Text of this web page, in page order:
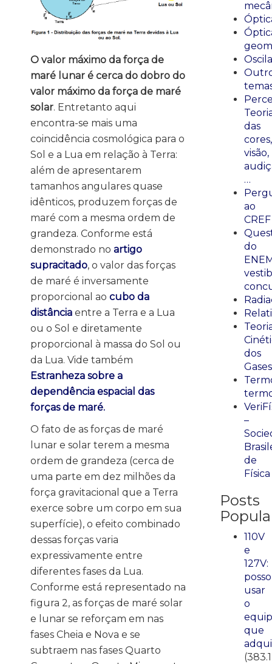
O valor máximo da força de
maré lunar é cerca do dobro do
valor máximo da força de maré
solar. Entretanto aqui
encontra-se mais uma
coincidência cosmológica para o
Sol e a Lua em relação à Terra:
além de apresentarem
tamanhos angulares quase
idênticos, produzem forças de
maré com a mesma ordem de
grandeza. Conforme está
demonstrado no artigo
supracitado, o valor das forças
de maré é inversamente
proporcional ao cubo da
distância entre a Terra e a Lua
ou o Sol e diretamente
proporcional à massa do Sol ou
da Lua. Vide também
Estranheza sobre a
dependência espacial das
forças de maré.
O fato de as forças de maré
lunar e solar terem a mesma
ordem de grandeza (cerca de
uma parte em dez milhões da
força gravitacional que a Terra
exerce sobre um corpo em sua
superfície), o efeito combinado
dessas forças varia
expressivamente entre
diferentes fases da Lua.
Conforme está representado na
figura 2, as forças de maré solar
e lunar se reforçam em nas
fases Cheia e Nova e se
subtraem nas fases Quarto
das
cores,
visão,
…
ao
CREF
do
dos
Gases
–
de
Física
Posts
110V
e
127V:
posso
usar
o
que